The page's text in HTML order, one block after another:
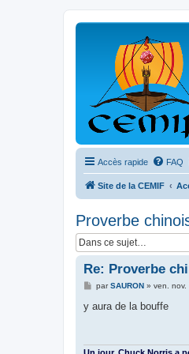
Accès rapide FAQ
Site de la CEMIF
Proverbe
Re: Proverbe
M
s
parSAURON» ven.
y aura de la bouffe